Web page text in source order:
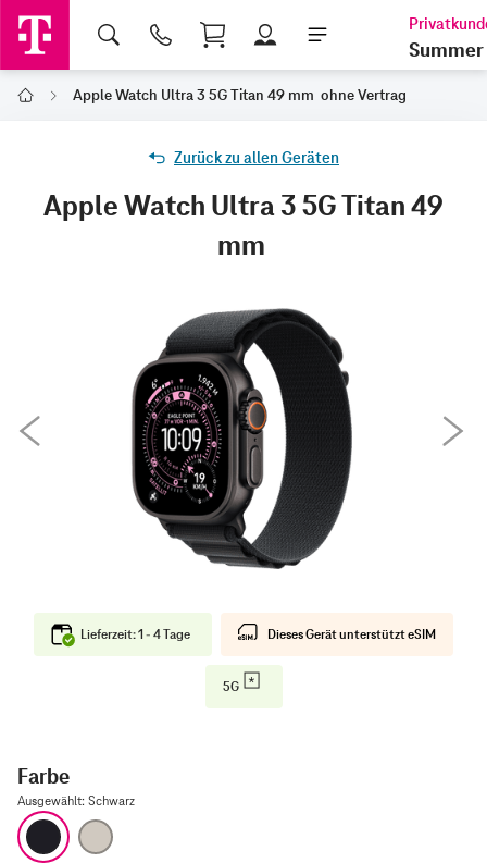
Shopping Cart
Summer
Home Apple Watch Ultra 3 5G Titan 49 mm ohne Vertrag
Zurück zu allen Geräten
Apple Watch Ultra 3 5G Titan 49
mm
Lieferzeit: 1 - 4 Tage Dieses Gerät unterstützt eSIM
5G
Farbe
Ausgewählt: Schwarz
Schwarz